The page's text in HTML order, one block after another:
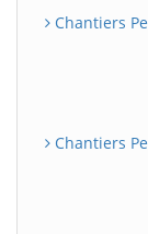
Chantiers
Chantiers